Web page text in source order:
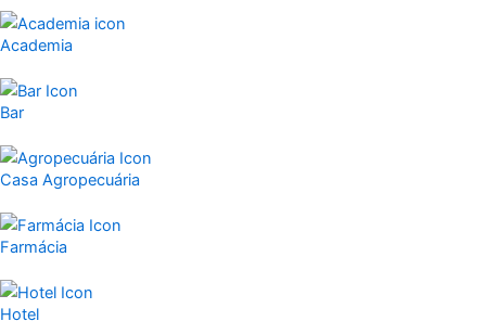
Academia
Bar
Casa Agropecuária
Farmácia
Hotel